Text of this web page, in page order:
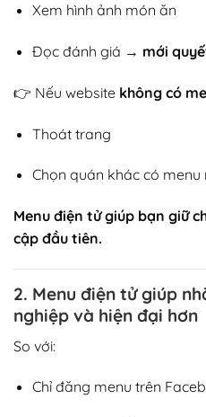
Xem hình ảnh món ăn
Đọc đánh giá → mới
👉 Nếu website không có
Thoát trang
Chọn quán khác có menu
Menu điện tử giúp bạn giữ
cập đầu tiên.
2. Menu điện tử giúp
nghiệp và hiện đại hơn
So với:
Chỉ đăng menu trên